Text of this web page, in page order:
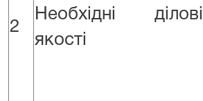
2
Необхідні ділові
якості